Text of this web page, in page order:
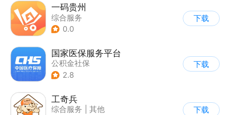
一码贵州
综合服务
0.0
下载
国家医保服务平台
公积金社保
2.8
下载
工奇兵
综合服务
其他
下载